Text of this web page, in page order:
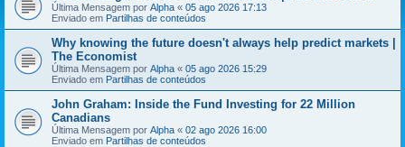
Última Mensagem por Alpha « 05 ago 2026 17:13
Enviado em Partilhas de conteúdos
Why knowing the future doesn't always help predict markets |
The Economist
Última Mensagem por Alpha « 05 ago 2026 15:29
Enviado em Partilhas de conteúdos
John Graham: Inside the Fund Investing for 22 Million
Canadians
Última Mensagem por Alpha « 02 ago 2026 16:00
Enviado em Partilhas de conteúdos